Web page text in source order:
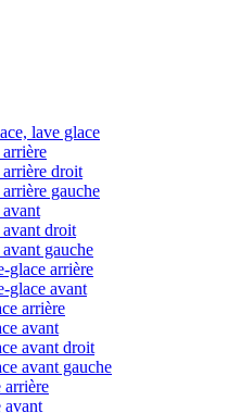
lave glace
arrière droit
gauche
avant
avant droit
gauche
glace arrière
glace avant
arrière
avant
avant droit
avant gauche
arrière
avant